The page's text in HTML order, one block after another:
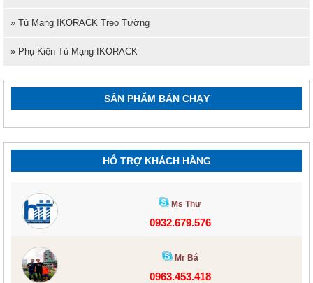
» Tủ Mạng IKORACK Treo Tường
» Phụ Kiện Tủ Mạng IKORACK
SẢN PHẨM BÁN CHẠY
HỖ TRỢ KHÁCH HÀNG
Ms Thư
0932.679.576
Mr Bá
0963.453.418